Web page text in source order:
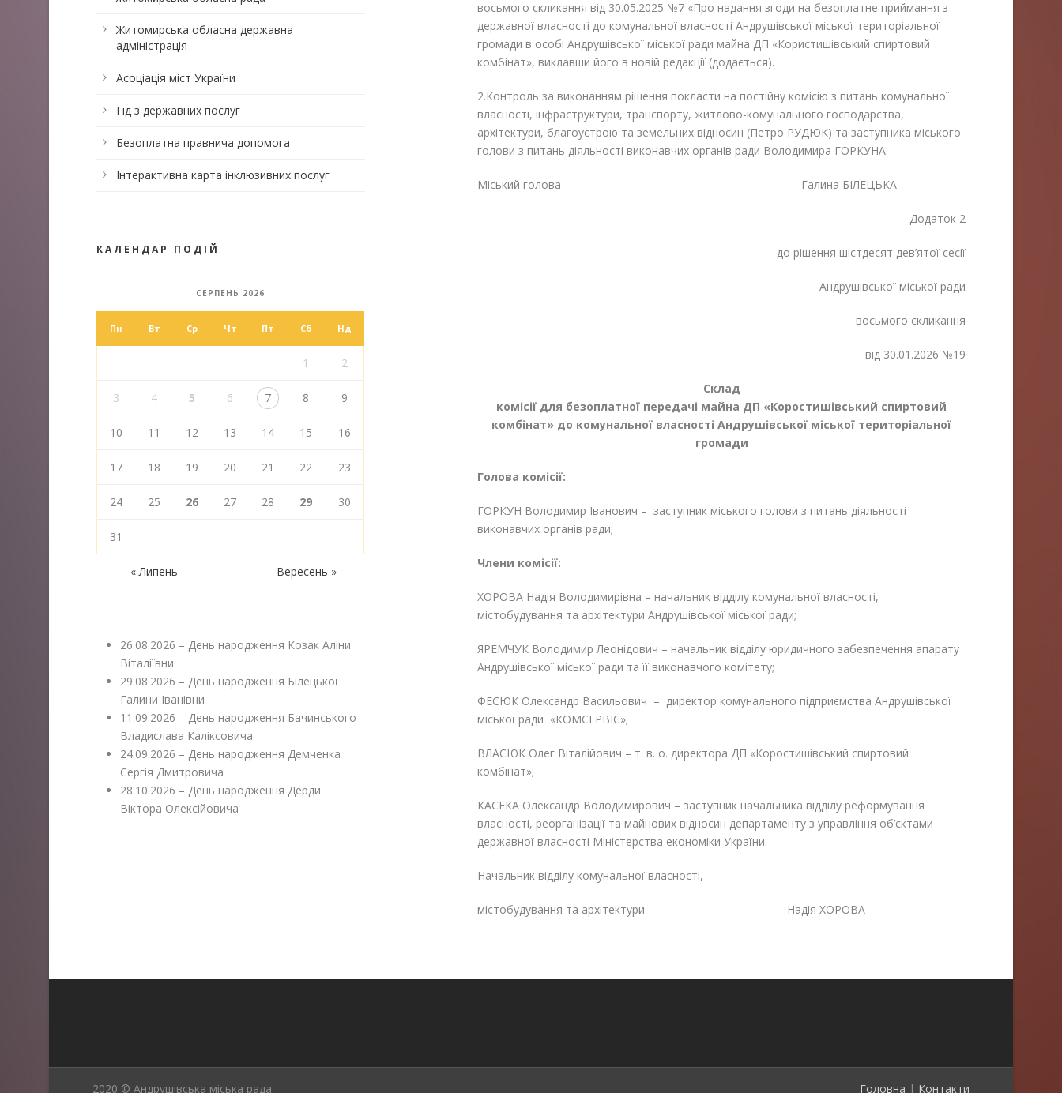
восьмого скликання від 30.05.2025 №7 «Про надання згоди на безоплатне приймання з
державної власності до комунальної власності Андрушівської міської територіальної
громади в особі Андрушівської міської ради майна ДП «Користишівський спиртовий
комбінат», виклавши його в новій редакції (додається).
2.Контроль за виконанням рішення покласти на постійну комісію з питань комунальної
власності, інфраструктури, транспорту, житлово-комунального господарства,
архітектури, благоустрою та земельних відносин (Петро РУДЮК) та заступника міського
голови з питань діяльності виконавчих органів ради Володимира ГОРКУНА.
Міський голова Галина БІЛЕЦЬКА
Додаток 2
до рішення шістдесят дев’ятої сесії
Андрушівської міської ради
восьмого скликання
від 30.01.2026 №19
Склад
комісії для безоплатної передачі майна ДП «Коростишівський спиртовий
комбінат» до комунальної власності Андрушівської міської територіальної
громади
Голова комісії:
ГОРКУН Володимир Іванович – заступник міського голови з питань діяльності
виконавчих органів ради;
Члени комісії:
ХОРОВА Надія Володимирівна – начальник відділу комунальної власності,
містобудування та архітектури Андрушівської міської ради;
ЯРЕМЧУК Володимир Леонідович – начальник відділу юридичного забезпечення апарату
Андрушівської міської ради та її виконавчого комітету;
ФЕСЮК Олександр Васильович – директор комунального підприємства Андрушівської
міської ради «КОМСЕРВІС»;
ВЛАСЮК Олег Віталійович – т. в. о. директора ДП «Коростишівський спиртовий
комбінат»;
КАСЕКА Олександр Володимирович – заступник начальника відділу реформування
власності, реорганізації та майнових відносин департаменту з управління об’єктами
державної власності Міністерства економіки України.
Начальник відділу комунальної власності,
містобудування та архітектури Надія ХОРОВА
Житомирська обласна державна
адміністрація
Асоціація міст України
Гід з державних послуг
Безоплатна правнича допомога
Інтерактивна карта інклюзивних послуг
КАЛЕНДАР ПОДІЙ
СЕРПЕНЬ 2026
Пн Вт Ср Чт Пт Сб Нд
1 2
3 4 5 6 7 8 9
10 11 12 13 14 15 16
17 18 19 20 21 22 23
24 25 26 27 28 29 30
31
« Липень Вересень »
26.08.2026 – День народження Козак Аліни
Віталіївни
29.08.2026 – День народження Білецької
Галини Іванівни
11.09.2026 – День народження Бачинського
Владислава Каліксовича
24.09.2026 – День народження Демченка
Сергія Дмитровича
28.10.2026 – День народження Дерди
Віктора Олексійовича
2020 © Андрушівська міська рада Головна | Контакти